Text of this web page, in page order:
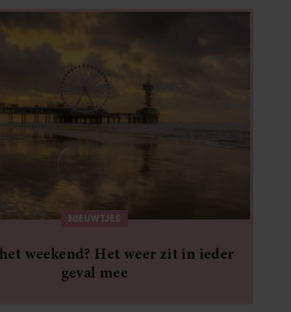
NIEUWTJES
weekend? Het weer zit in ieder
geval mee